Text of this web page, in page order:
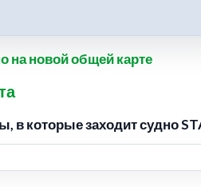
на новой общей карте
в которые заходит судно